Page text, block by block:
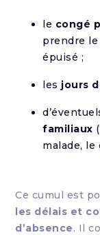
le congé
prendre
épuisé ;
les jours
familiaux
malade, le
Ce cumul est
les délais et
d’absence. Il